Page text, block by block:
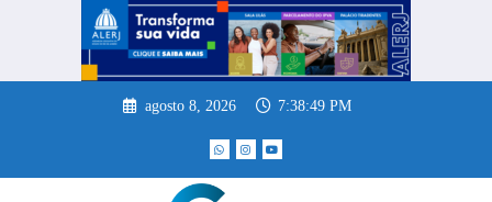
agosto 8, 2026 7:38:49 PM